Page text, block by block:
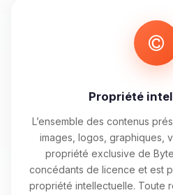
Propriété
L’ensemble des contenus
images, logos, graphiques,
propriété exclusive de
concédants de licence et est
propriété intellectuelle. Toute